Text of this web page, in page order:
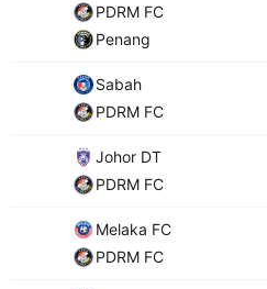
PDRM FC
Penang
Sabah
PDRM FC
Johor DT
PDRM FC
Melaka FC
PDRM FC